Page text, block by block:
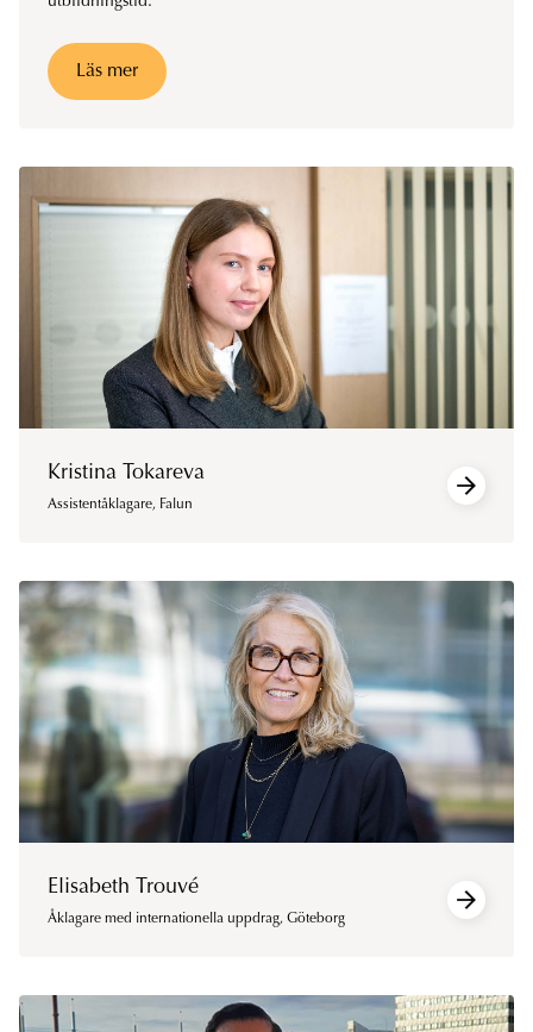
Läs mer
Kristina Tokareva
Assistentåklagare, Falun
Elisabeth Trouvé
Åklagare med internationella uppdrag, Göteborg